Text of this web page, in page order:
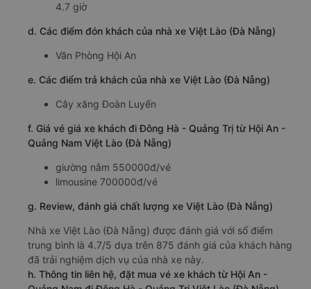
4.7 giờ
d. Các điểm đón khách của nhà xe Việt Lào (Đà Nẵng)
Văn Phòng Hội An
e. Các điểm trả khách của nhà xe Việt Lào (Đà Nẵng)
Cây xăng Đoàn Luyến
f. Giá vé giá xe khách đi Đông Hà - Quảng Trị từ Hội An -
Quảng Nam Việt Lào (Đà Nẵng)
giường nằm 550000đ/vé
limousine 700000đ/vé
g. Review, đánh giá chất lượng xe Việt Lào (Đà Nẵng)
Nhà xe Việt Lào (Đà Nẵng) được đánh giá với số điểm
trung bình là 4.7/5 dựa trên 875 đánh giá của khách hàng
đã trải nghiệm dịch vụ của nhà xe này.
h. Thông tin liên hệ, đặt mua vé xe khách từ Hội An -